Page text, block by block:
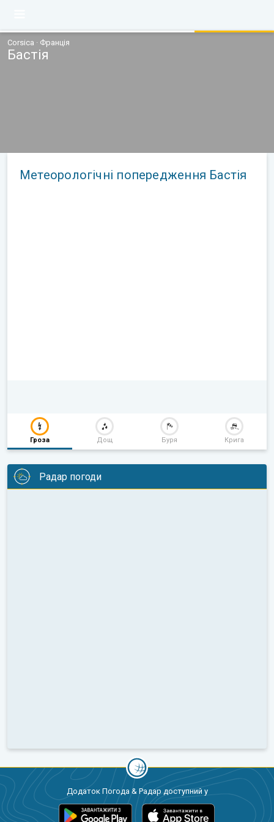
Corsica · Франція
Бастія
Метеорологічні попередження Бастія
Гроза Дощ Буря Крига
Радар погоди
Додаток Погода & Радар доступний у